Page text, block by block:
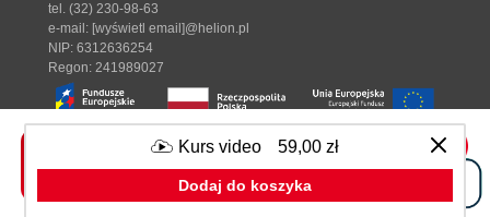
Kurs video 59,00 zł
Dodaj do koszyka
Designed with ♥ byTonik.pl
tel. (32) 230-98-63
e-mail: [wyświetl email]@helion.pl
NIP: 6312636254
Regon: 241989027